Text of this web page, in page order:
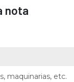
nota